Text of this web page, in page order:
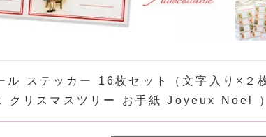
ル ステッカー 16枚セット（文字入り×２
クリスマスツリー お手紙 Joyeux Noel ）